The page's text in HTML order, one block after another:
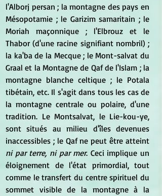
l'Alborj persan ; la montagne des pays en
Mésopotamie ; le Garizim samaritain ; le
Moriah maçonnique ; l'Elbrouz et le
Thabor (d'une racine signifiant nombril) ;
la ka'ba de la Mecque ; le Mont-salvat du
Graal et la Montagne de Qaf de l'Islam ; la
montagne blanche celtique ; le Potala
tibétain, etc. Il s'agit dans tous les cas de
la montagne centrale ou polaire, d'une
tradition. Le Montsalvat, le Lie-kou-ye,
sont situés au milieu d'îles devenues
ni par terre, ni par mer. Ceci implique un
éloignement de l'état primordial, tout
comme le transfert du centre spirituel du
sommet visible de la montagne à la